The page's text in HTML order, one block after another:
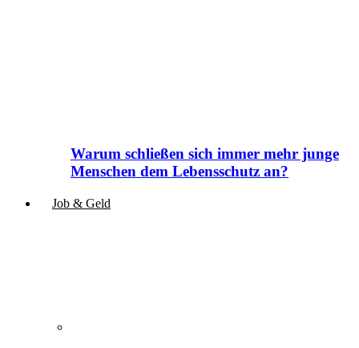
Warum schließen sich immer mehr junge
Menschen dem Lebensschutz an?
Job & Geld